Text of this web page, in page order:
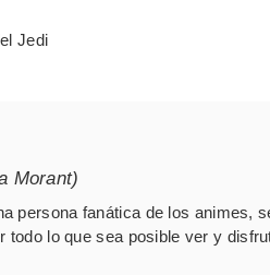
Jedi
Morant)
persona fanática de los animes,
todo lo que sea posible ver y